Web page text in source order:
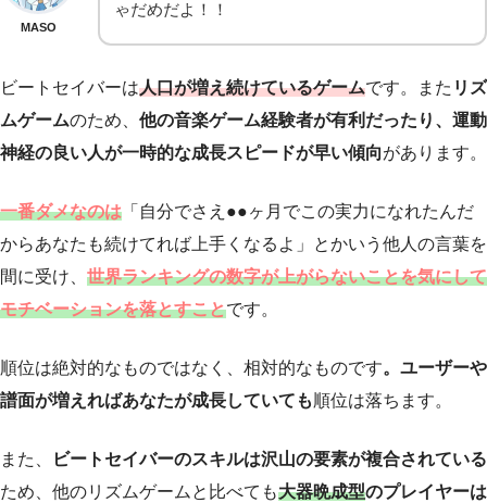
MASO
ゃだめだよ！！
ビートセイバーは人口が増え続けているゲームです。また リズ
ムゲームのため、 他の音楽ゲーム経験者が有利だったり、運動
神経の良い人が一時的な成長スピードが早い傾向があります。
一番ダメなのは 「自分でさえ●●ヶ月でこの実力になれたんだ
からあなたも続けてれば上手くなるよ」とかいう他人の言葉を
間に受け、 世界ランキングの数字が上がらないことを気にして
モチベーションを落とすことです。
順位は絶対的なものではなく、相対的なものです。ユーザーや
譜面が増えればあなたが成長していても順位は落ちます。
また、
ビートセイバーのスキルは沢山の要素が複合されている
ため、他のリズムゲームと比べても大器晩成型のプレイヤーは